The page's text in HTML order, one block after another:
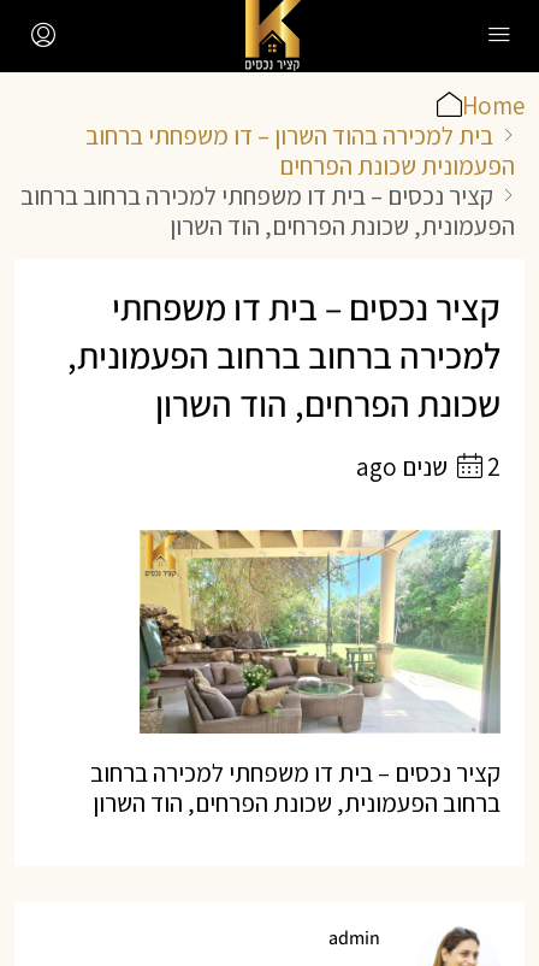
Home
בית למכירה בהוד השרון – דו משפחתי ברחוב
הפעמונית שכונת הפרחים
קציר נכסים – בית דו משפחתי למכירה ברחוב ברחוב
הפעמונית, שכונת הפרחים, הוד השרון
קציר נכסים – בית דו משפחתי
למכירה ברחוב ברחוב הפעמונית,
שכונת הפרחים, הוד השרון
2 שנים ago
קציר נכסים – בית דו משפחתי למכירה ברחוב
ברחוב הפעמונית, שכונת הפרחים, הוד השרון
admin